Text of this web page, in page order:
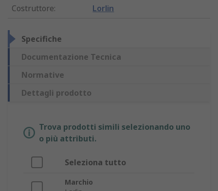
Costruttore: Lorlin
Specifiche
Documentazione Tecnica
Normative
Dettagli prodotto
Trova prodotti simili selezionando uno
o più attributi.
Seleziona tutto
Marchio